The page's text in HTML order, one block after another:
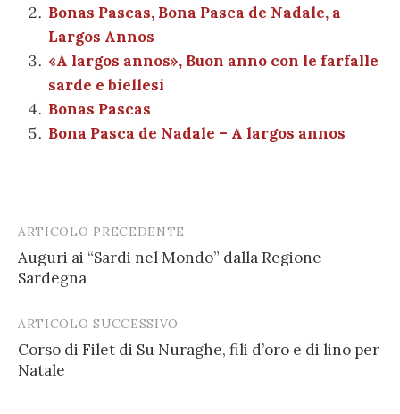
o
k
p
di
Bonas Pascas, Bona Pasca de Nadale, a
Largos Annos
«A largos annos», Buon anno con le farfalle
sarde e biellesi
Bonas Pascas
Bona Pasca de Nadale – A largos annos
Post
navigation
ARTICOLO PRECEDENTE
Auguri ai “Sardi nel Mondo” dalla Regione
Sardegna
ARTICOLO SUCCESSIVO
Corso di Filet di Su Nuraghe, fili d’oro e di lino per
Natale